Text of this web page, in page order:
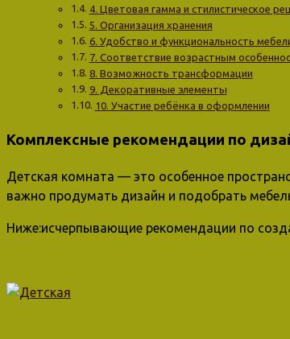
4. Цветовая гамма и стилистическое
5. Организация хранения
6. Удобство и функциональность
7. Соответствие возрастным
8. Возможность трансформации
9. Декоративные элементы
10. Участие ребёнка в оформлении
Комплексные рекомендации по
Детская комната — это особенное
важно продумать дизайн и подобрать
Ниже:исчерпывающие рекомендации по